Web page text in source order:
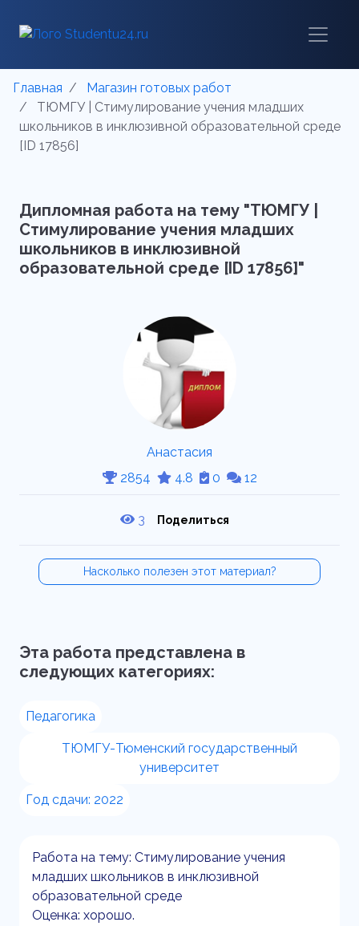
Главная
Магазин готовых работ
ТЮМГУ | Стимулирование учения младших
школьников в инклюзивной образовательной среде
[ID 17856]
Дипломная работа на тему "ТЮМГУ |
Стимулирование учения младших
школьников в инклюзивной
образовательной среде [ID 17856]"
Анастасия
2854
4.8 0 12
3 Поделиться
Насколько полезен этот материал?
Эта работа представлена в
следующих категориях:
Педагогика
ТЮМГУ-Тюменский государственный
университет
Год сдачи: 2022
Работа на тему: Стимулирование учения
младших школьников в инклюзивной
образовательной среде
Оценка: хорошо.